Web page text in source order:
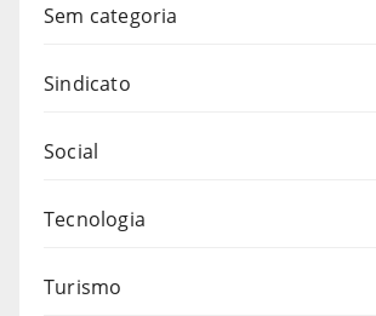
Sem categoria
Sindicato
Social
Tecnologia
Turismo